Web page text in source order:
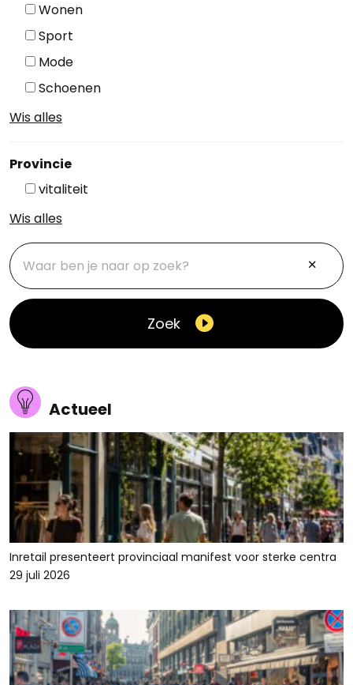
Wonen
Sport
Mode
Schoenen
Wis alles
Provincie
vitaliteit
Wis alles
Zoek
Actueel
Inretail presenteert provinciaal manifest voor sterke centra
29 juli 2026